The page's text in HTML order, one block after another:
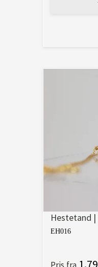
Hestetand
EH016